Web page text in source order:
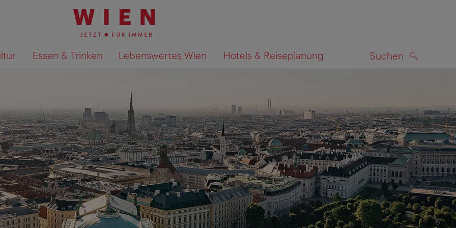
Essen & Trinken Lebenswertes Wien Hotels & Reiseplanung Suchen